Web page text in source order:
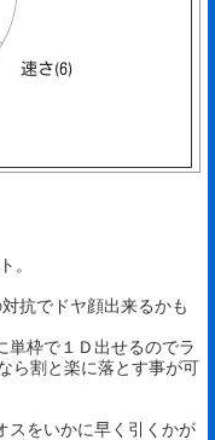
。
抗でドヤ顔出来るかも
単枠で１Ｄ出せるのでラ
ら割と楽に落とす事が可
スをいかに早く引くかが